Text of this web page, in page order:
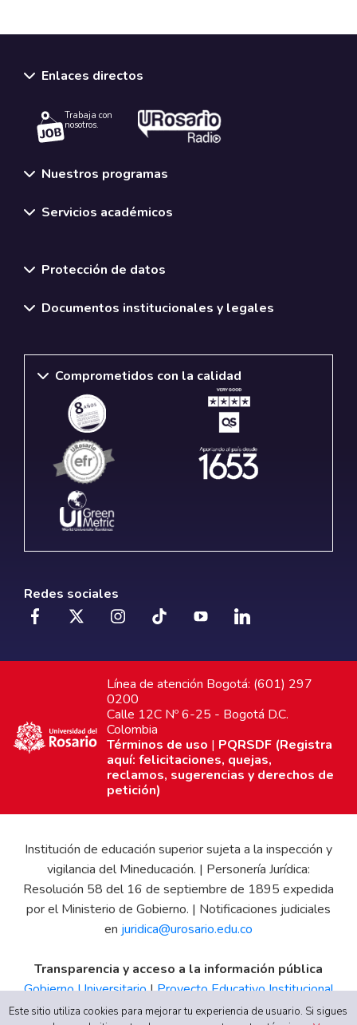
Enlaces directos
Trabaja con
nosotros.
Nuestros programas
Servicios académicos
Protección de datos
Documentos institucionales y legales
Comprometidos con la calidad
Redes sociales
Línea de atención Bogotá: (601) 297
0200
Calle 12C Nº 6-25 - Bogotá D.C.
Colombia
Términos de uso | PQRSDF (Registra
aquí: felicitaciones, quejas,
reclamos, sugerencias y derechos de
petición)
Institución de educación superior sujeta a la inspección y
vigilancia del Mineducación. | Personería Jurídica:
Resolución 58 del 16 de septiembre de 1895 expedida
por el Ministerio de Gobierno. | Notificaciones judiciales
en juridica@urosario.edu.co
Transparencia y acceso a la información pública
Gobierno Universitario|Proyecto Educativo Institucional
|Informe de Gestión|Boletín Estadístico|Régimen
Este sitio utiliza cookies para mejorar tu experiencia de usuario. Si sigues